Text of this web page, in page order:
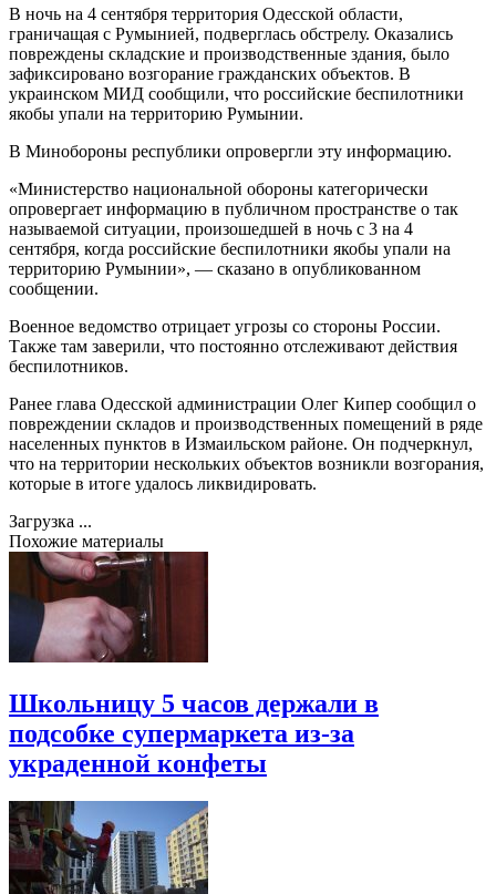
В ночь на 4 сентября территория Одесской области,
граничащая с Румынией, подверглась обстрелу. Оказались
повреждены складские и производственные здания, было
зафиксировано возгорание гражданских объектов. В
украинском МИД сообщили, что российские беспилотники
якобы упали на территорию Румынии.
В Минобороны республики опровергли эту информацию.
«Министерство национальной обороны категорически
опровергает информацию в публичном пространстве о так
называемой ситуации, произошедшей в ночь с 3 на 4
сентября, когда российские беспилотники якобы упали на
территорию Румынии», — сказано в опубликованном
сообщении.
Военное ведомство отрицает угрозы со стороны России.
Также там заверили, что постоянно отслеживают действия
беспилотников.
Ранее глава Одесской администрации Олег Кипер сообщил о
повреждении складов и производственных помещений в ряде
населенных пунктов в Измаильском районе. Он подчеркнул,
что на территории нескольких объектов возникли возгорания,
которые в итоге удалось ликвидировать.
Загрузка ...
Похожие материалы
Школьницу 5 часов держали в
подсобке супермаркета из-за
украденной конфеты